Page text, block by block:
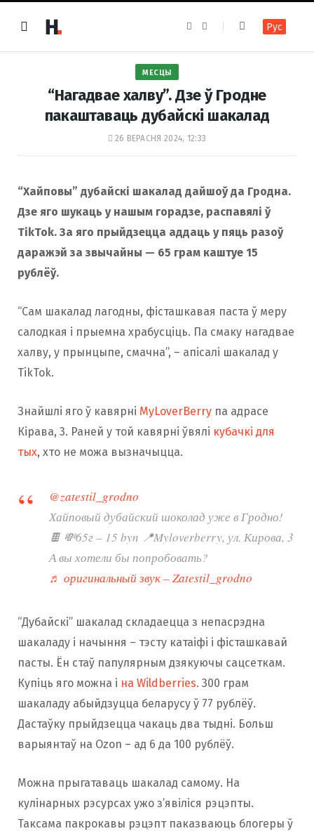
e
k
t
a
m
Рус
МЕСЦЫ
“Нагадвае халву”. Дзе ў Гродне
пакаштаваць дубайскі шакалад
26 ВЕРАСНЯ 2024, 12:33
“Хайповы” дубайскі шакалад дайшоў да Гродна.
Дзе яго шукаць у нашым горадзе, распавялі ў
TikTok. За яго прыйдзецца аддаць у пяць разоў
даражэй за звычайны — 65 грам каштуе 15
рублёў.
“Сам шакалад лагодны, фісташкавая паста ў меру
салодкая і прыемна храбусціць. Па смаку нагадвае
халву, у прынцыпе, смачна”, – апісалі шакалад у
TikTok.
Знайшлі яго ў кавярні MyLoverBerry па адрасе
Кірава, 3. Раней у той кавярні ўвялі кубачкі для
тых, хто не можа вызначыцца.
@zatestil_grodno
Хайповый дубайский шоколад уже в Гродно!
🍫 💸65г – 15 byn 📍Myloverberry, ул. Кирова, 3
А вы хотели бы попробовать?
♬ оригинальный звук – Zatestil_grodno
“Дубайскі” шакалад складаецца з непасрэдна
шакаладу і начыння – тэсту катаіфі і фісташкавай
пасты. Ён стаў папулярным дзякуючы сацсеткам.
Купіць яго можна і на Wildberries. 300 грам
шакаладу абыйдзуцца беларусу ў 77 рублёў.
Дастаўку прыйдзецца чакаць два тыдні. Больш
варыянтаў на Ozon – ад 6 да 100 рублёў.
Можна прыгатаваць шакалад самому. На
кулінарных рэсурсах ужо з’явіліся рэцэпты.
Таксама пакрокавы рэцэпт паказваюць блогеры ў